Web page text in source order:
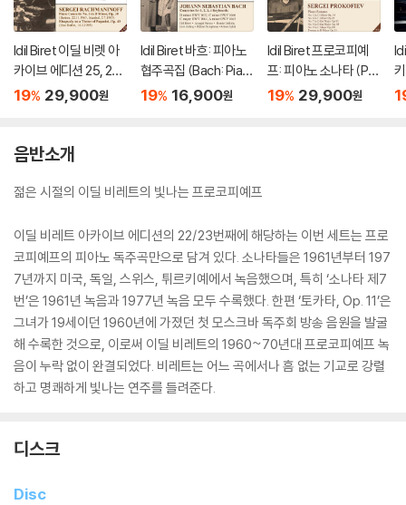
Idil Biret 이딜 비렛 아
카이브 에디션 25, 26
집 (Archive Edition V
19% 29,900원
Idil Biret 바흐: 피아노
협주곡집 (Bach: Pian
o Concertos for 1, 2,
19% 16,900원
Idil Biret 프로코피예
프: 피아노 소나타 (Pro
kofiev: Sonatas & T
19% 29,900원
음반소개
젊은 시절의 이딜 비레트의 빛나는 프로코피예프
이딜 비레트 아카이브 에디션의 22/23번째에 해당하는 이번 세트는 프로
코피예프의 피아노 독주곡만으로 담겨 있다. 소나타들은 1961년부터 197
7년까지 미국, 독일, 스위스, 튀르키예에서 녹음했으며, 특히 ‘소나타 제7
번’은 1961년 녹음과 1977년 녹음 모두 수록했다. 한편 ‘토카타, Op. 11’은
그녀가 19세이던 1960년에 가졌던 첫 모스크바 독주회 방송 음원을 발굴
해 수록한 것으로, 이로써 이딜 비레트의 1960~70년대 프로코피예프 녹
음이 누락 없이 완결되었다. 비레트는 어느 곡에서나 흠 없는 기교로 강렬
하고 명쾌하게 빛나는 연주를 들려준다.
디스크
Disc